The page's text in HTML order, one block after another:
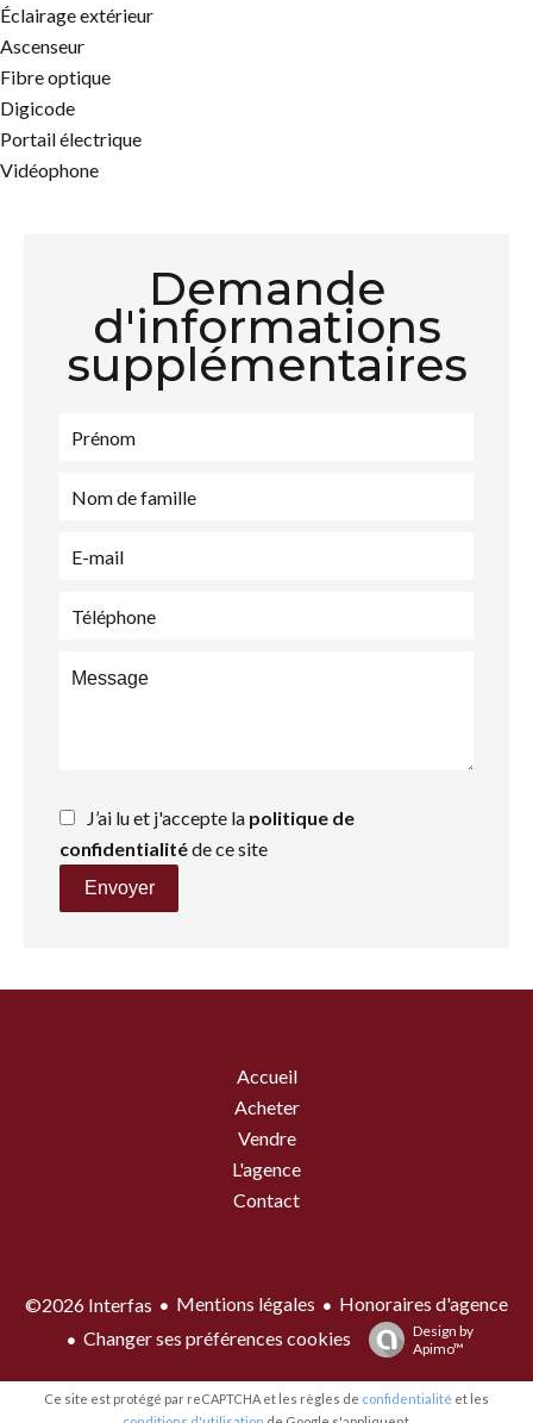
Éclairage extérieur
Ascenseur
Fibre optique
Digicode
Portail électrique
Vidéophone
Demande
d'informations
supplémentaires
J’ai lu et j'accepte la politique de
confidentialitéde ce site
Envoyer
Accueil
Acheter
Vendre
L'agence
Contact
©2026 Interfas Mentions légales
Honoraires d'agence
Changer ses préférences cookies
Design by
Apimo™
Ce site est protégé par reCAPTCHA et les règles de confidentialité et les